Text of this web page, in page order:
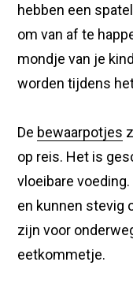
hebben een
om van af te
mondje van je
worden tijdens
De bewaarpotjes
op reis. Het is
vloeibare
en kunnen stevig
zijn voor
eetkommetje.